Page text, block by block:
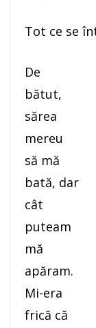
Tot ce se
De
bătut,
sărea
mereu
să mă
bată, dar
cât
puteam
mă
apăram.
Mi-era
frică că